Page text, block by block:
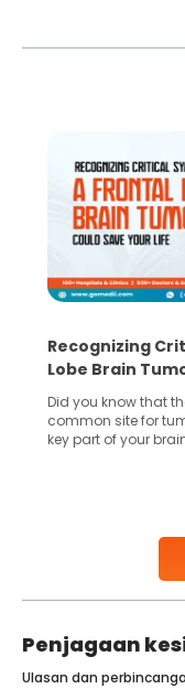
Recognizing
Lobe Brain
Did you know that
common site for
key part of your
Penjagaan
Ulasan dan